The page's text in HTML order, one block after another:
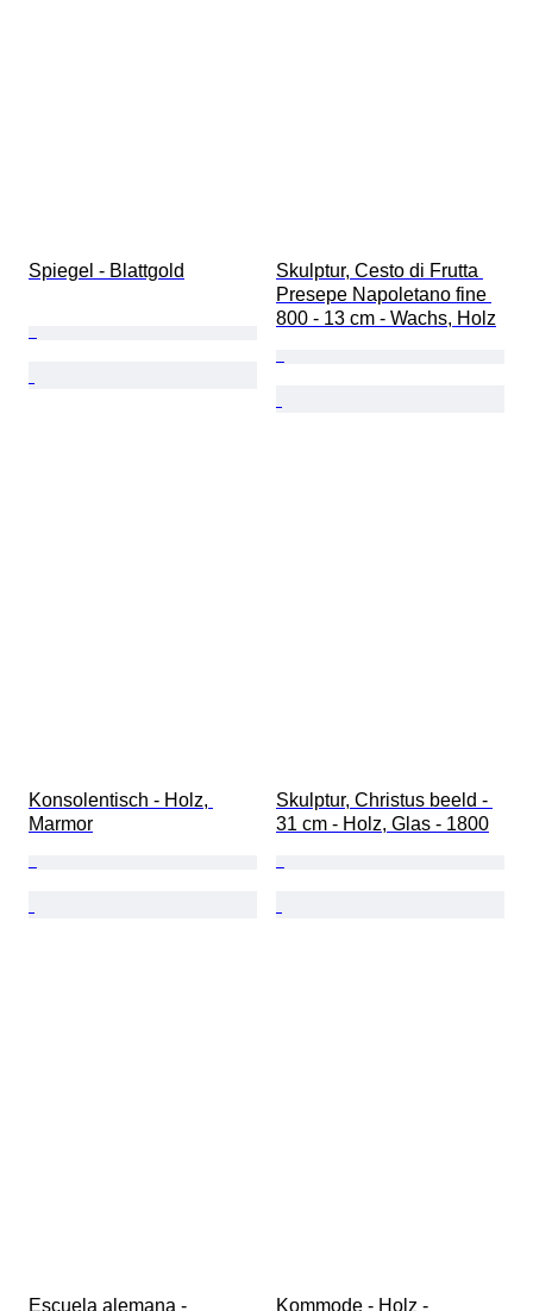
Spiegel - Blattgold
Skulptur, Cesto di Frutta
Presepe Napoletano fine
800 - 13 cm - Wachs, Holz
Konsolentisch - Holz,
Marmor
Skulptur, Christus beeld -
31 cm - Holz, Glas - 1800
Escuela alemana - Kommode - Holz -